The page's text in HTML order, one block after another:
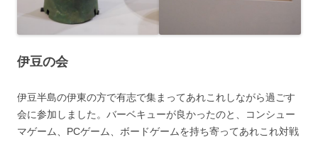
伊豆の会
伊豆半島の伊東の方で有志で集まってあれこれしながら過ごす
会に参加しました。バーベキューが良かったのと、コンシュー
マゲーム、PCゲーム、ボードゲームを持ち寄ってあれこれ対戦